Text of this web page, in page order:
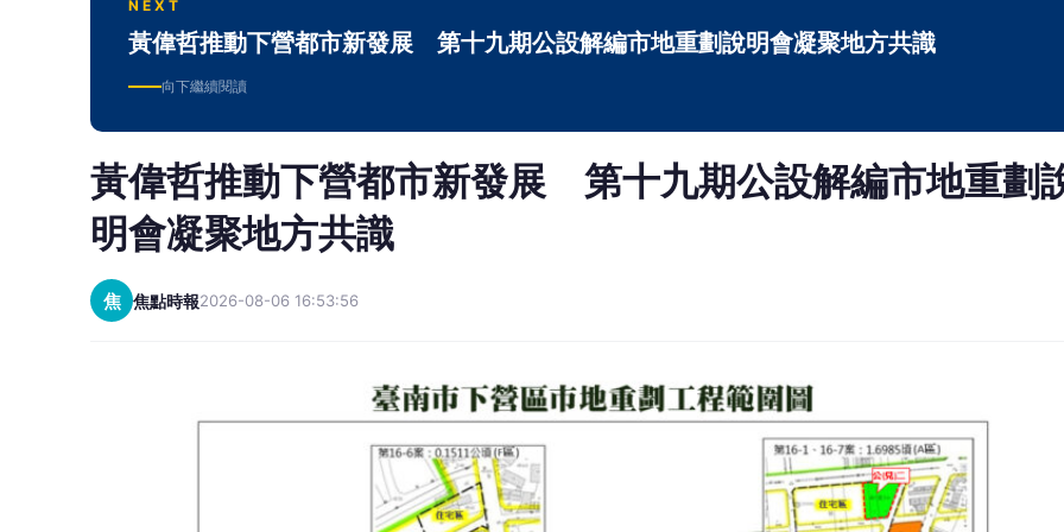
NEXT
黃偉哲推動下營都市新發展 第十九期公設解編市地重劃說明會凝聚地方共識
向下繼續閱讀
黃偉哲推動下營都市新發展 第十九期公設解編市地重劃
明會凝聚地方共識
焦 焦點時報2026-08-06 16:53:56